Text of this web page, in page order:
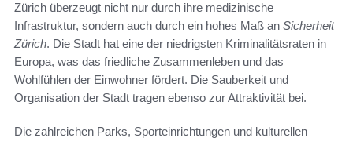
Zürich überzeugt nicht nur durch ihre medizinische
Infrastruktur, sondern auch durch ein hohes Maß an Sicherheit
Zürich. Die Stadt hat eine der niedrigsten Kriminalitätsraten in
Europa, was das friedliche Zusammenleben und das
Wohlfühlen der Einwohner fördert. Die Sauberkeit und
Organisation der Stadt tragen ebenso zur Attraktivität bei.
Die zahlreichen Parks, Sporteinrichtungen und kulturellen